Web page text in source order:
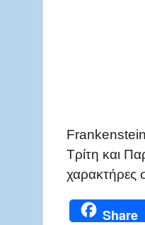
Tρίτη και
χαρακτήρες
Share